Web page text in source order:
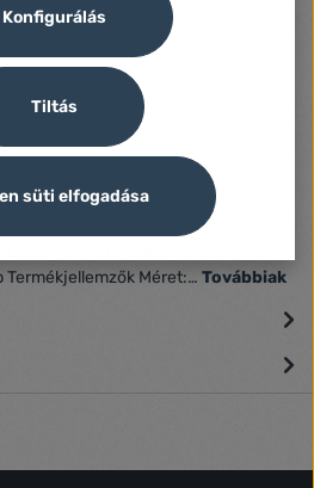
RGB ház hűtő ventilátor 12cm
Méret:… Továbbiak
Tiltás
Konfigurálás
süti elfogadása